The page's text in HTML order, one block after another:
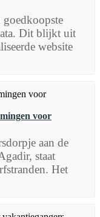
Dit blijkt uit
website
voor
aan de
staat
Het